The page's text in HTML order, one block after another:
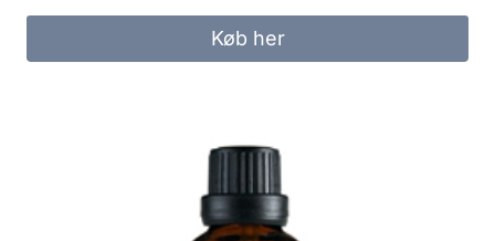
Køb her